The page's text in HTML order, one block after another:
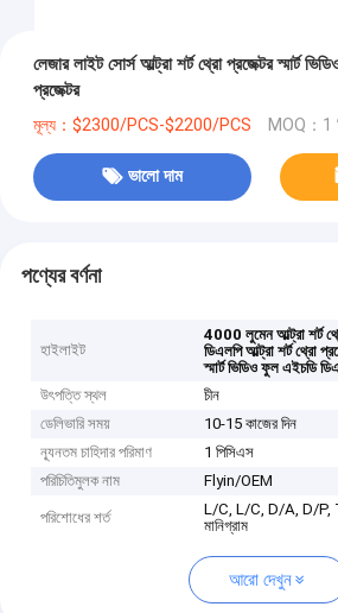
লেজার লাইট সোর্স আল্ট্রা শর্ট থ্রো প্রজেক্টর স্মার্ট
প্রজেক্টর
মূল্য：$2300/PCS-$2200/PCS MOQ：1
ভালো দাম
পণ্যের বর্ণনা
হাইলাইট
4000 লুমেন আল্ট্রা শর্ট
ডিএলপি আল্ট্রা শর্ট থ্রো
স্মার্ট ভিডিও ফুল এইচডি
উৎপত্তি স্থল
চীন
ডেলিভারি সময়
10-15 কাজের দিন
ন্যূনতম চাহিদার পরিমাণ
1 পিসিএস
পরিচিতিমুলক নাম
Flyin/OEM
পরিশোধের শর্ত
L/C, L/C, D/A, D/P, T/
মানিগ্রাম
আরো দেখুন